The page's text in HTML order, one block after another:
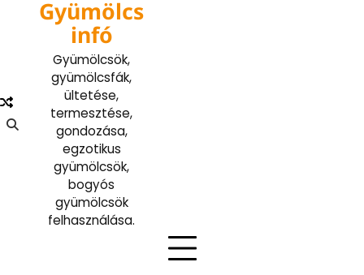
Gyümölcs
infó
Gyümölcsök,
gyümölcsfák,
ültetése,
termesztése,
gondozása,
egzotikus
gyümölcsök,
bogyós
gyümölcsök
felhasználása.